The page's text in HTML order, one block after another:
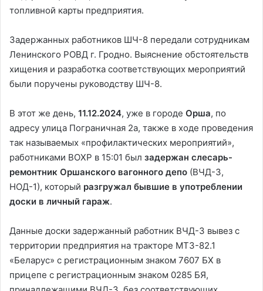
топливной карты предприятия.
Задержанных работников ШЧ-8 передали сотрудникам
Ленинского РОВД г. Гродно. Выяснение обстоятельств
хищения и разработка соответствующих мероприятий
были поручены руководству ШЧ-8.
В этот же день, 11.12.2024, уже в городе Орша, по
адресу улица Пограничная 2a, также в ходе проведения
так называемых «профилактических мероприятий»,
работниками ВОХР в 15:01 был задержан слесарь-
ремонтник Оршанского вагонного депо (ВЧД-3,
НОД-1), который разгружал бывшие в употреблении
доски в личный гараж.
Данные доски задержанный работник ВЧД-3 вывез с
территории предприятия на тракторе МТЗ-82.1
«Беларус» с регистрационным знаком 7607 БХ в
прицепе с регистрационным знаком 0285 БЯ,